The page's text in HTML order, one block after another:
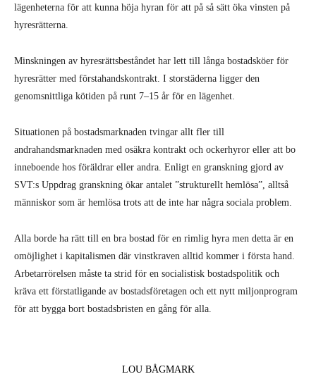
lägenheterna för att kunna höja hyran för att på så sätt öka vinsten på
hyresrätterna.
Minskningen av hyresrättsbeståndet har lett till långa bostadsköer för
hyresrätter med förstahandskontrakt. I storstäderna ligger den
genomsnittliga kötiden på runt 7–15 år för en lägenhet.
Situationen på bostadsmarknaden tvingar allt fler till
andrahandsmarknaden med osäkra kontrakt och ockerhyror eller att bo
inneboende hos föräldrar eller andra. Enligt en granskning gjord av
SVT:s Uppdrag granskning ökar antalet ”strukturellt hemlösa”, alltså
människor som är hemlösa trots att de inte har några sociala problem.
Alla borde ha rätt till en bra bostad för en rimlig hyra men detta är en
omöjlighet i kapitalismen där vinstkraven alltid kommer i första hand.
Arbetarrörelsen måste ta strid för en socialistisk bostadspolitik och
kräva ett förstatligande av bostadsföretagen och ett nytt miljonprogram
för att bygga bort bostadsbristen en gång för alla.
LOU BÅGMARK